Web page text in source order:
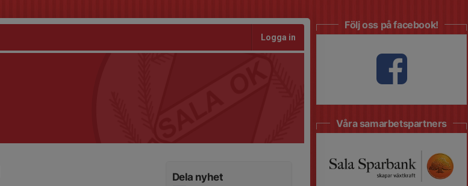
Logga in
Dela nyhet
Följ oss på facebook!
Våra samarbetspartners